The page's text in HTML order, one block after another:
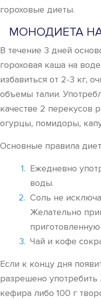
гороховые диеты.
МОНОДИЕТА
В течение 3 дней
гороховая каша на
избавиться от 2-3 кг,
объемы талии.
качестве 2 перекусов
огурцы, помидоры,
Основные правила
Ежедневно
воды.
Соль не
Желательно
Чай и кофе
Если к концу дня
разрешено
кефира либо 100 г